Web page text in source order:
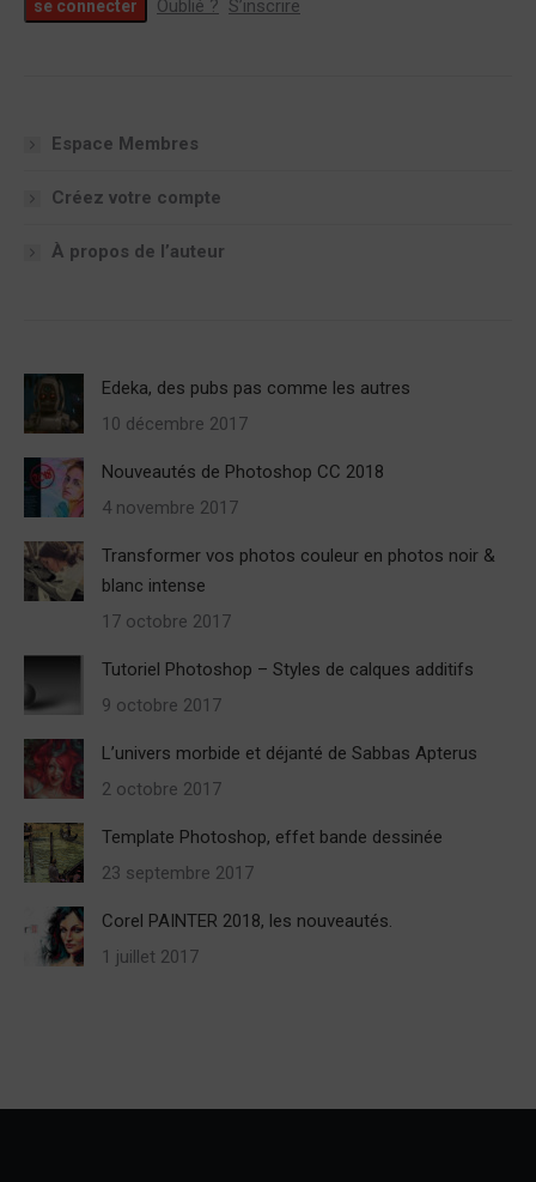
Oublié ? S’inscrire
Espace Membres
Créez votre compte
À propos de l’auteur
Edeka, des pubs pas comme les autres
10 décembre 2017
Nouveautés de Photoshop CC 2018
4 novembre 2017
Transformer vos photos couleur en photos noir &
blanc intense
17 octobre 2017
Tutoriel Photoshop – Styles de calques additifs
9 octobre 2017
L’univers morbide et déjanté de Sabbas Apterus
2 octobre 2017
Template Photoshop, effet bande dessinée
23 septembre 2017
Corel PAINTER 2018, les nouveautés.
1 juillet 2017